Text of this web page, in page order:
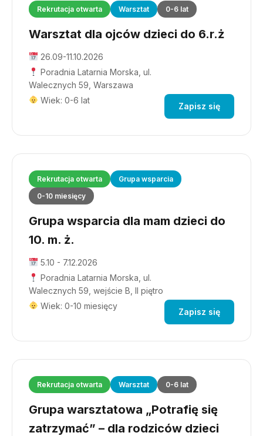
Rekrutacja otwarta Warsztat 0-6 lat
Warsztat dla ojców dzieci do 6.r.ż
26.09-11.10.2026
Poradnia Latarnia Morska, ul.
Walecznych 59, Warszawa
Wiek: 0-6 lat
Zapisz się
Rekrutacja otwarta
Grupa wsparcia
0-10 miesięcy
Grupa wsparcia dla mam dzieci do
10. m. ż.
5.10 - 7.12.2026
Poradnia Latarnia Morska, ul.
Walecznych 59, wejście B, II piętro
Wiek: 0-10 miesięcy
Zapisz się
Rekrutacja otwarta Warsztat 0-6 lat
Grupa warsztatowa „Potrafię się
zatrzymać” – dla rodziców dzieci